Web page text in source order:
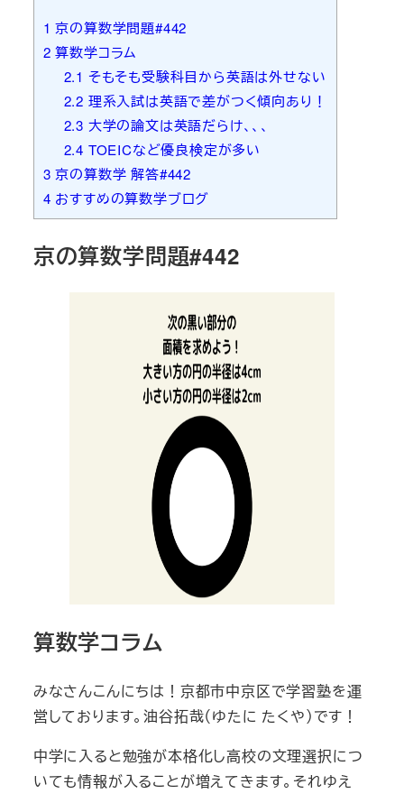
1 京の算数学問題#442
2 算数学コラム
2.1 そもそも受験科目から英語は外せない
2.2 理系入試は英語で差がつく傾向あり！
2.3 大学の論文は英語だらけ、、、
2.4 TOEICなど優良検定が多い
3 京の算数学 解答#442
4 おすすめの算数学ブログ
京の算数学問題#442
算数学コラム
みなさんこんにちは！京都市中京区で学習塾を運
営しております。油谷拓哉（ゆたに たくや）です！
中学に入ると勉強が本格化し高校の文理選択につ
いても情報が入ることが増えてきます。それゆえ